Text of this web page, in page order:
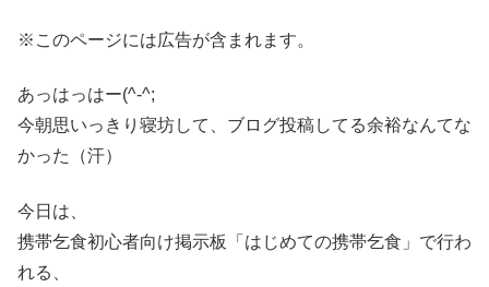
※このページには広告が含まれます。
あっはっはー(^-^;
今朝思いっきり寝坊して、ブログ投稿してる余裕なんてな
かった（汗）
今日は、
携帯乞食初心者向け掲示板「はじめての携帯乞食」で行わ
れる、